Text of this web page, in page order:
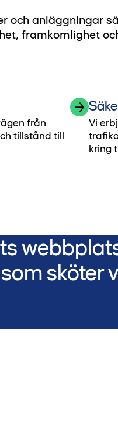
och anläggningar
framkomlighet
från
tillstånd till
Vi
kring
sköter